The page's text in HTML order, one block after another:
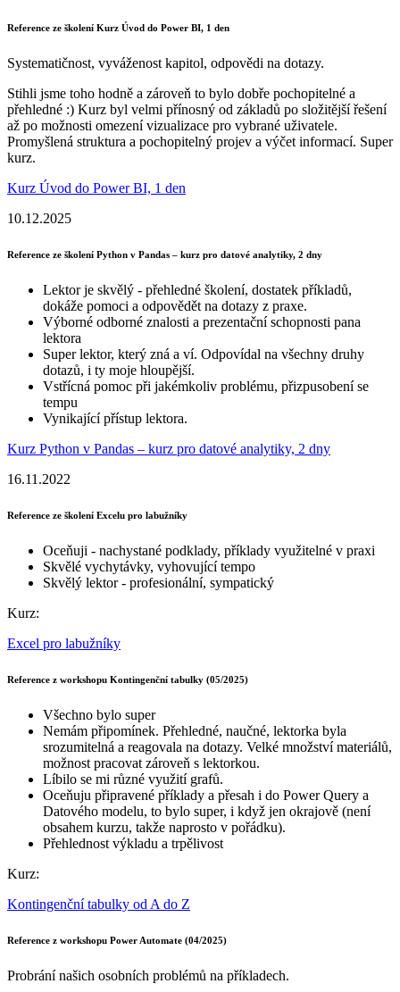
Reference ze školení Kurz Úvod do Power BI, 1 den
Systematičnost, vyváženost kapitol, odpovědi na dotazy.
Stihli jsme toho hodně a zároveň to bylo dobře pochopitelné a
přehledné :) Kurz byl velmi přínosný od základů po složitější řešení
až po možnosti omezení vizualizace pro vybrané uživatele.
Promyšlená struktura a pochopitelný projev a výčet informací. Super
kurz.
Kurz Úvod do Power BI, 1 den
10.12.2025
Reference ze školení Python v Pandas – kurz pro datové analytiky, 2 dny
Lektor je skvělý - přehledné školení, dostatek příkladů,
dokáže pomoci a odpovědět na dotazy z praxe.
Výborné odborné znalosti a prezentační schopnosti pana
lektora
Super lektor, který zná a ví. Odpovídal na všechny druhy
dotazů, i ty moje hloupější.
Vstřícná pomoc při jakémkoliv problému, přizpusobení se
tempu
Vynikající přístup lektora.
Kurz Python v Pandas – kurz pro datové analytiky, 2 dny
16.11.2022
Reference ze školení Excelu pro labužníky
Oceňuji - nachystané podklady, příklady využitelné v praxi
Skvělé vychytávky, vyhovující tempo
Skvělý lektor - profesionální, sympatický
Kurz:
Excel pro labužníky
Reference z workshopu Kontingenční tabulky (05/2025)
Všechno bylo super
Nemám připomínek. Přehledné, naučné, lektorka byla
srozumitelná a reagovala na dotazy. Velké množství materiálů,
možnost pracovat zároveň s lektorkou.
Líbilo se mi různé využití grafů.
Oceňuju připravené příklady a přesah i do Power Query a
Datového modelu, to bylo super, i když jen okrajově (není
obsahem kurzu, takže naprosto v pořádku).
Přehlednost výkladu a trpělivost
Kurz:
Kontingenční tabulky od A do Z
Reference z workshopu Power Automate (04/2025)
Probrání našich osobních problémů na příkladech.